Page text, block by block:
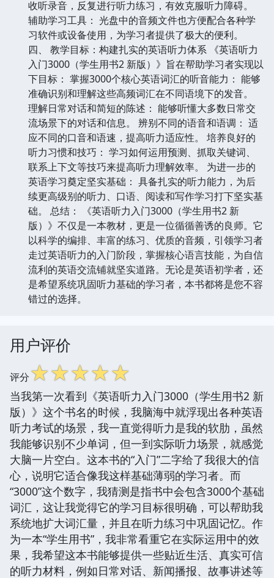
收听录音，反复进行听力练习，有效克服听力障碍。
辅助学习工具： 光盘中的音频文件也方便配合各种学
习软件或设备使用，为学习者提供了极大的便利。
四、 教学目标：构建扎实的英语听力体系 《英语听力
入门3000（学生用书2 新版）》旨在帮助学习者实现以
下目标： 掌握3000个核心英语词汇的听音能力： 能够
准确识别和理解这些高频词汇在不同语境下的发音。
理解日常对话和简短的陈述： 能够听懂大多数日常交
流场景下的对话和信息。 辨别不同的语音和语调： 适
应不同的口音和语速，提高听力适应性。 培养良好的
听力习惯和技巧： 学习如何运用预测、抓取关键词、
联系上下文等技巧来提高听力理解效率。 为进一步的
英语学习奠定坚实基础： 具备扎实的听力能力，为后
续更高级别的听力、口语、阅读和写作学习打下坚实基
础。 总结： 《英语听力入门3000（学生用书2 新
版）》不仅是一本教材，更是一位循循善诱的良师。它
以科学的编排、丰富的练习、优质的音频，引领学习者
走过英语听力的入门阶段，掌握核心语言技能，为自信
流利的英语交流铺就坚实道路。无论是英语初学者，还
是希望系统巩固听力基础的学习者，本书都将是您不容
错过的选择。
用户评价
评分☆☆☆☆☆
当我第一次看到《英语听力入门3000（学生用书2 新
版）》这个书名的时候，我脑海中就浮现出各种英语
听力考试的场景，我一直觉得听力是我的软肋，虽然
我能够识别不少单词，但一到实际听力场景，就感觉
大脑一片空白。这本书的“入门”二字给了我很大的信
心，说明它适合像我这样基础薄弱的学习者。而
“3000”这个数字，我猜测是指书中会包含3000个基础
词汇，这让我觉得它的学习目标很明确，可以帮助我
系统地扩大词汇量，并且在听力练习中巩固记忆。作
为一本“学生用书”，我非常看重它在实际运用中的效
果，我希望这本书能够提供一些贴近生活、真实可信
的听力材料，例如日常对话、新闻播报、故事讲述等